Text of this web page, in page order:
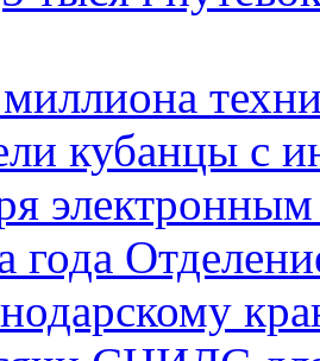
кубанцы с
года